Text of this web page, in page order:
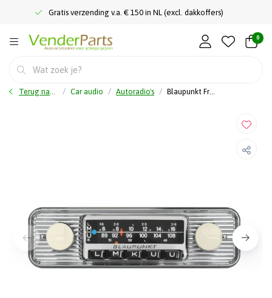
Gratis verzending v.a. € 150 in NL (excl. dakkoffers)
0
Terug naar home Car audio Autoradio's Blaupunkt Frankfurt Stereo Classic - Autoradio retro - DAB+ - BT - USB - AUX